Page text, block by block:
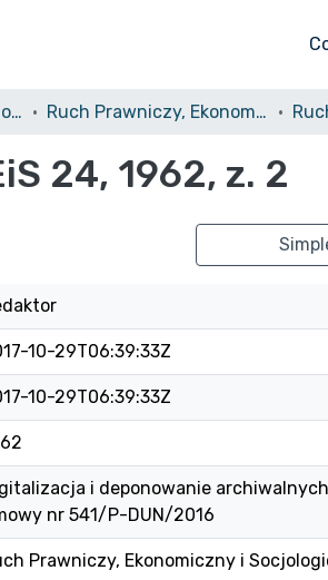
Czasopisma naukowe/Journals Ruch Prawniczy, Ekonomiczny i Socjologiczny
24, 1962, z. 2
10-29T06:39:33Z
10-29T06:39:33Z
i deponowanie
nr 541/P-DUN/2016
Prawniczy, Ekonomiczny i